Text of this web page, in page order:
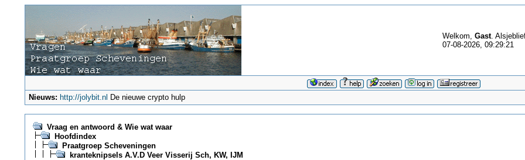
Welkom, Gast.
07-08-2026, 09:29:21
Nieuws: http://jolybit.nl De nieuwe crypto hulp
Vraag en antwoord & Wie wat waar
Hoofdindex
Praatgroep Scheveningen
kranteknipsels A.V.D Veer Visserij Sch, KW, IJM